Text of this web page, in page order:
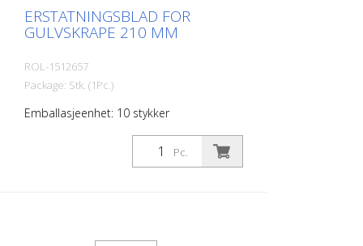
ERSTATNINGSBLAD FOR
GULVSKRAPE 210 MM
ROL-1512657
Package: Stk. (1Pc.)
Emballasjeenhet: 10 stykker
Pc.